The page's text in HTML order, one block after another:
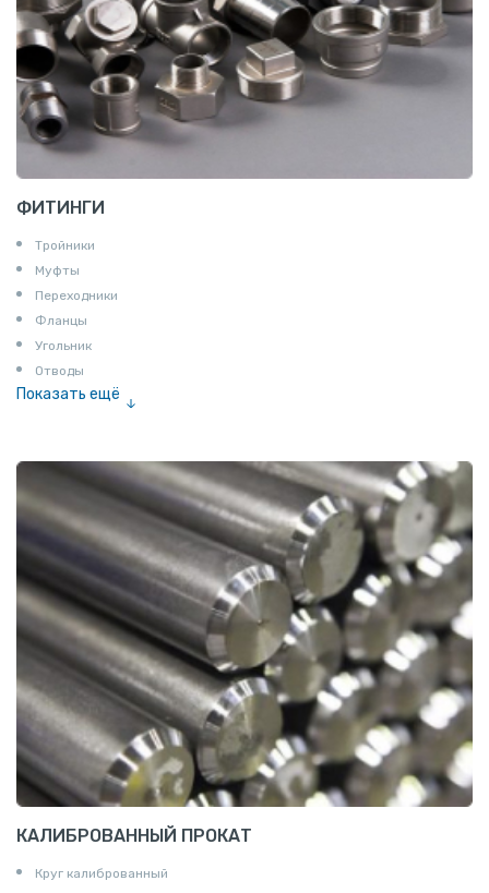
ФИТИНГИ
Тройники
Муфты
Переходники
Фланцы
Угольник
Отводы
Показать ещё
Соединение «американка»
Штуцеры
Сгоны
Удлинители для труб
Крестовины
Контргайки
КАЛИБРОВАННЫЙ ПРОКАТ
Круг калиброванный